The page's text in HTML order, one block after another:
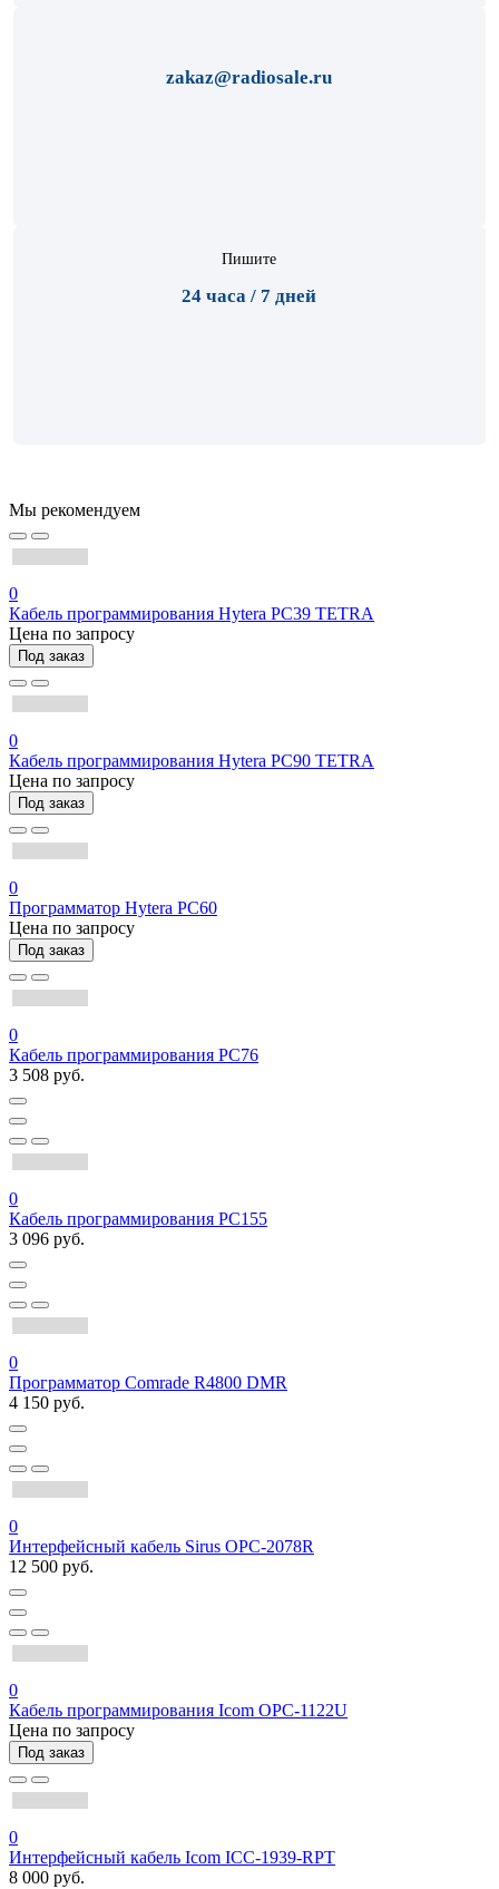
zakaz@radiosale.ru
Пишите
24 часа / 7 дней
Мы рекомендуем
0
Кабель программирования Hytera PC39 TETRA
Цена по запросу
Под заказ
0
Кабель программирования Hytera PC90 TETRA
Цена по запросу
Под заказ
0
Программатор Hytera PC60
Цена по запросу
Под заказ
0
Кабель программирования PC76
3 508 руб.
0
Кабель программирования PC155
3 096 руб.
0
Программатор Comrade R4800 DMR
4 150 руб.
0
Интерфейсный кабель Sirus OPC-2078R
12 500 руб.
0
Кабель программирования Icom OPC-1122U
Цена по запросу
Под заказ
0
Интерфейсный кабель Icom ICC-1939-RPT
8 000 руб.